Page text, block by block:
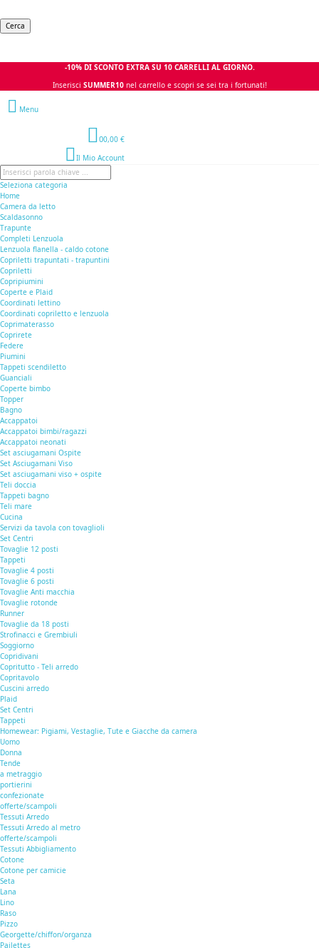
Cerca
-10% DI SCONTO EXTRA SU 10 CARRELLI AL GIORNO.
Inserisci SUMMER10 nel carrello e scopri se sei tra i fortunati!
Menu
00,00 €
Il Mio Account
Seleziona categoria
Home
Camera da letto
Scaldasonno
Trapunte
Completi Lenzuola
Lenzuola flanella - caldo cotone
Copriletti trapuntati - trapuntini
Copriletti
Copripiumini
Coperte e Plaid
Coordinati lettino
Coordinati copriletto e lenzuola
Coprimaterasso
Coprirete
Federe
Piumini
Tappeti scendiletto
Guanciali
Coperte bimbo
Topper
Bagno
Accappatoi
Accappatoi bimbi/ragazzi
Accappatoi neonati
Set asciugamani Ospite
Set Asciugamani Viso
Set asciugamani viso + ospite
Teli doccia
Tappeti bagno
Teli mare
Cucina
Servizi da tavola con tovaglioli
Set Centri
Tovaglie 12 posti
Tappeti
Tovaglie 4 posti
Tovaglie 6 posti
Tovaglie Anti macchia
Tovaglie rotonde
Runner
Tovaglie da 18 posti
Strofinacci e Grembiuli
Soggiorno
Copridivani
Copritutto - Teli arredo
Copritavolo
Cuscini arredo
Plaid
Set Centri
Tappeti
Homewear: Pigiami, Vestaglie, Tute e Giacche da camera
Uomo
Donna
Tende
a metraggio
portierini
confezionate
offerte/scampoli
Tessuti Arredo
Tessuti Arredo al metro
offerte/scampoli
Tessuti Abbigliamento
Cotone
Cotone per camicie
Seta
Lana
Lino
Raso
Pizzo
Georgette/chiffon/organza
Pailettes